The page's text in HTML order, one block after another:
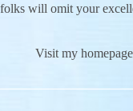
folks will omit your
Visit my